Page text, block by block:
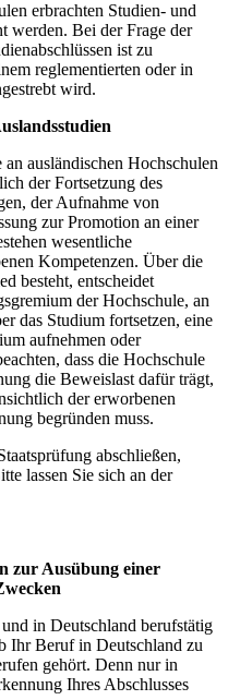
erbrachten Studien- und
werden. Bei der Frage der
ist zu
reglementierten oder in
wird.
ausländischen Hochschulen
der Fortsetzung des
der Aufnahme von
zur Promotion an einer
wesentliche
Kompetenzen. Über die
besteht, entscheidet
der Hochschule, an
das Studium fortsetzen, eine
aufnehmen oder
dass die Hochschule
die Beweislast dafür trägt,
der erworbenen
begründen muss.
abschließen,
lassen Sie sich an der
zur Ausübung einer
in Deutschland berufstätig
Ihr Beruf in Deutschland zu
gehört. Denn nur in
Ihres Abschlusses